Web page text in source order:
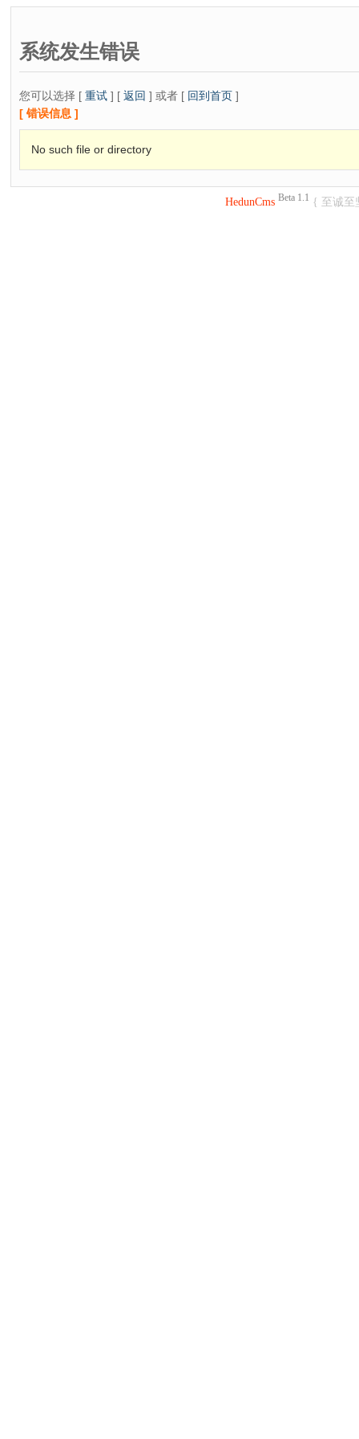
系统发生错误
您可以选择 [ 重试 ] [ 返回 ] 或者 [ 回到首页 ]
[ 错误信息 ]
No such file or directory
HedunCms Beta 1.1 { 至诚至